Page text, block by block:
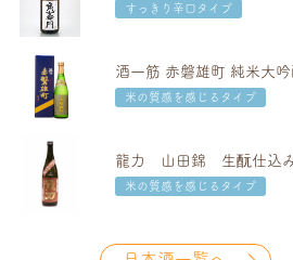
すっきり辛口タイプ
酒一筋 赤磐雄町 純米大吟
米の質感を感じるタイプ
龍力 山田錦 生酛仕込
米の質感を感じるタイプ